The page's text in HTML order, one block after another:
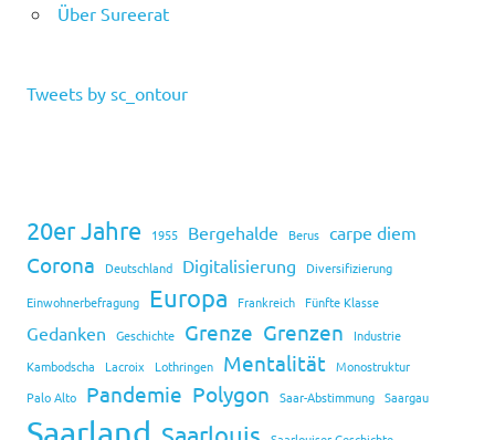
Über Sureerat
Tweets by sc_ontour
20er Jahre 1955 Bergehalde Berus carpe diem
Corona Deutschland Digitalisierung
Diversifizierung
Einwohnerbefragung
Europa Frankreich Fünfte Klasse
Gedanken Geschichte Grenze Grenzen
Industrie
Kambodscha
Lacroix Lothringen Mentalität
Monostruktur
Palo Alto
Pandemie Polygon Saar-Abstimmung Saargau
Saarland Saarlouis